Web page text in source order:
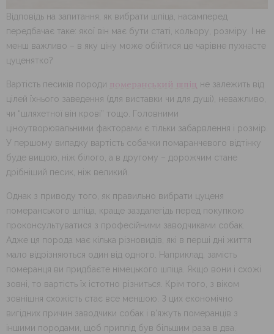
Відповідь на запитання, як вибрати шпіца, насамперед
передбачає таке: якої він має бути статі, кольору, розміру. І не
менш важливо – в яку ціну може обійтися це чарівне пухнасте
цуценятко?
Вартість песиків породи померанський шпіц не залежить від
цілей їхнього заведення (для виставки чи для душі), неважливо,
чи “шляхетної він крові” тощо. Головними
ціноутворювальними факторами є тільки забарвлення і розмір.
У першому випадку вартість собачки помаранчевого відтінку
буде вищою, ніж білого, а в другому – дорожчим стане
дрібніший песик, ніж великий.
Однак з приводу того, як правильно вибрати цуценя
померанського шпіца, краще заздалегідь перед покупкою
проконсультуватися з професійними заводчиками собак.
Адже ця порода має кілька різновидів, які в перші дні життя
мало відрізняються один від одного. Наприклад, замість
померанця ви придбаєте німецького шпіца. Якщо вони і схожі
зовні, то вартість їх істотно різниться. Крім того, з віком
зовнішня схожість стає все меншою. З цих економічно
вигідних причин заводчики собак і в’яжуть померанців з
іншими породами, щоб приплід був більшим раза в два.